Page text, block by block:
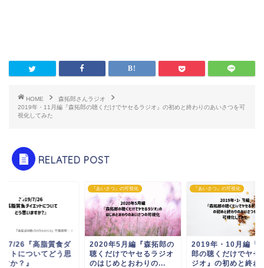
HOME
森拓郎さんラジオ
2019年・11月編『森拓郎の聴くだけでヤセるラジオ』の初めと終わりのあいさつを可
視化してみた
RELATED POST
7/26『高脂質食ダ
ットについてどう思
か？』
『あいさつ』の可視化
2020年5月編『森拓郎の
聴くだけでヤセるラジオ
のはじめとおわりの...
『あいさつ』の可視化
2019年・10月編『
郎の聴くだけでヤセ
ジオ』の初めと終わ